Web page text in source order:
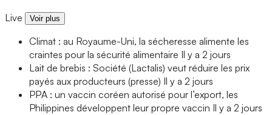
Live Voir plus
Climat : au Royaume-Uni, la sécheresse alimente les
craintes pour la sécurité alimentaire Il y a 2 jours
Lait de brebis : Société (Lactalis) veut réduire les prix
payés aux producteurs (presse) Il y a 2 jours
PPA : un vaccin coréen autorisé pour l’export, les
Philippines développent leur propre vaccin Il y a 2 jours